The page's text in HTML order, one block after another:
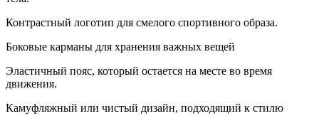
Контрастный логотип для смелого спортивного образа.
Боковые карманы для хранения важных вещей
Эластичный пояс, который остается на месте во время
движения.
Камуфляжный или чистый дизайн, подходящий к стилю